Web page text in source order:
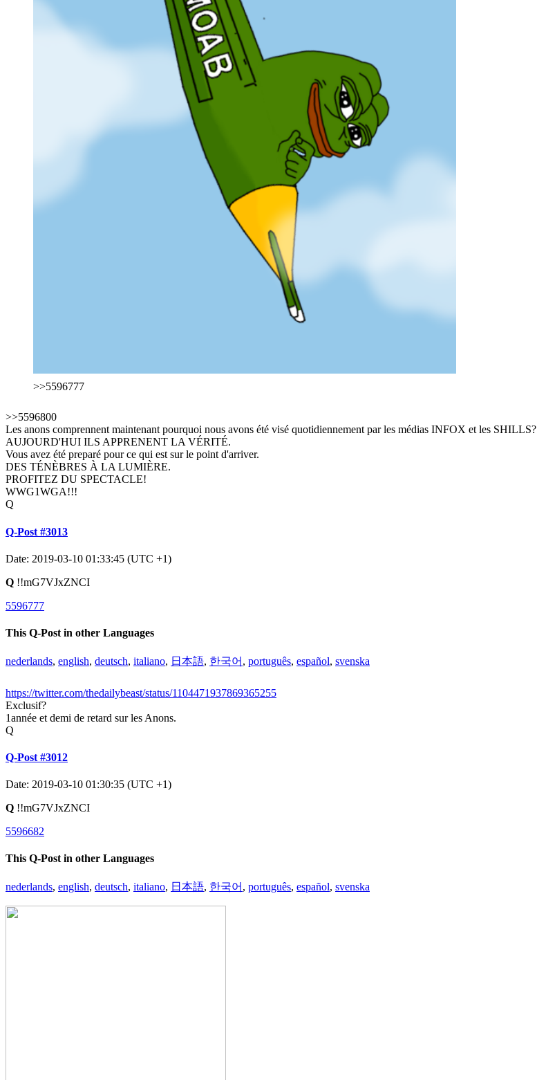
>>5596777
>>5596800
Les anons comprennent maintenant pourquoi nous avons été visé quotidiennement par les médias INFOX et les SHILLS?
AUJOURD'HUI ILS APPRENENT LA VÉRITÉ.
Vous avez été preparé pour ce qui est sur le point d'arriver.
DES TÉNÈBRES À LA LUMIÈRE.
PROFITEZ DU SPECTACLE!
WWG1WGA!!!
Q
Q-Post #3013
Date: 2019-03-10 01:33:45 (UTC +1)
Q !!mG7VJxZNCI
5596777
This Q-Post in other Languages
nederlands, english, deutsch, italiano, 日本語, 한국어 , português, español, svenska
https://twitter.com/thedailybeast/status/1104471937869365255
Exclusif?
1année et demi de retard sur les Anons.
Q
Q-Post #3012
Date: 2019-03-10 01:30:35 (UTC +1)
Q !!mG7VJxZNCI
5596682
This Q-Post in other Languages
nederlands, english, deutsch, italiano, 日本語, 한국어 , português, español, svenska